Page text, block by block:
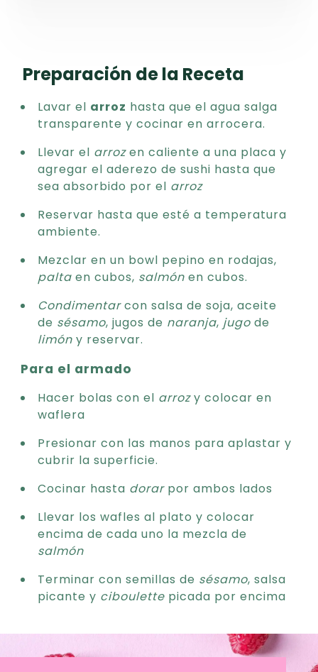
Preparación de la Receta
Lavar el arroz hasta que el agua salga
transparente y cocinar en arrocera.
Llevar el arrozen caliente a una placa y
agregar el aderezo de sushi hasta que
sea absorbido por el arroz
Reservar hasta que esté a temperatura
ambiente.
Mezclar en un bowl pepino en rodajas,
palta en cubos, salmón en cubos.
Condimentarcon salsa de soja, aceite
de sésamo, jugos de naranja, jugo de
limón y reservar.
Para el armado
Hacer bolas con el arrozy colocar en
waflera
Presionar con las manos para aplastar y
cubrir la superficie.
Cocinar hasta dorarpor ambos lados
Llevar los wafles al plato y colocar
encima de cada uno la mezcla de
salmón
Terminar con semillas de sésamo, salsa
picante y ciboulette picada por encima